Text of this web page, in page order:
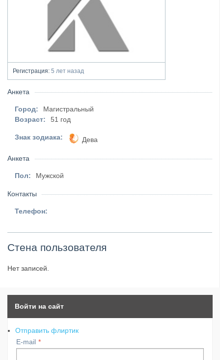
Регистрация: 5 лет назад
Анкета
Город:
Магистральный
Возраст:
51 год
Знак зодиака: Дева
Анкета
Пол: Мужской
Контакты
Телефон:
Стена пользователя
Нет записей.
Войти на сайт
Отправить флиртик
E-mail